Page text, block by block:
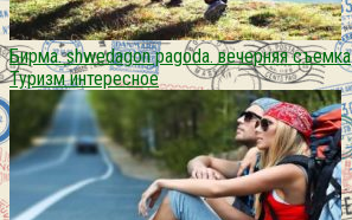
Бирма. shwedagon pagoda. вечерняя съемка
Туризм интересное